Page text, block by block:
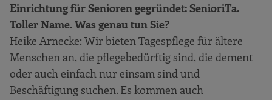
Einrichtung für Senioren gegründet: SenioriTa.
Toller Name. Was genau tun Sie?
Heike Arnecke: Wir bieten Tagespflege für ältere
Menschen an, die pflegebedürftig sind, die dement
oder auch einfach nur einsam sind und
Beschäftigung suchen. Es kommen auch